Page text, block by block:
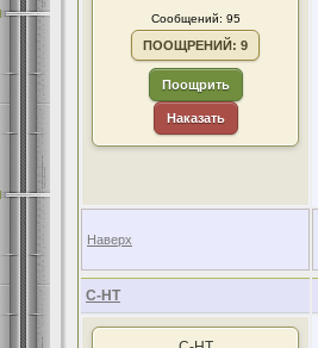
Сообщений: 95
ПООЩРЕНИЙ: 9
Поощрить
Наказать
Наверх
С-НТ